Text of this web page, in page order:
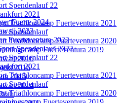
Spendenlauf 22
2021
Triathloncamp Fuerteventura 2021
Spendenlauf
Triathloncamp Fuerteventura 2020
Fuerteventura 2019
2016
2016
2015
2014
Fuerte 2024
2023
Fuerteventura 2022
Spendenlauf 2022
Spendenlauf 22
2021
Triathloncamp Fuerteventura 2021
Spendenlauf
Triathloncamp Fuerteventura 2020